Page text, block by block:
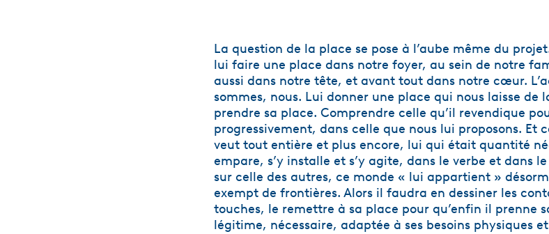
La question de la place se pose à l’aube même du
lui faire une place dans notre foyer, au sein de notre
aussi dans notre tête, et avant tout dans notre cœur.
sommes, nous. Lui donner une place qui nous laisse
prendre sa place. Comprendre celle qu’il revendique
progressivement, dans celle que nous lui proposons. Et
veut tout entière et plus encore, lui qui était quantité
empare, s’y installe et s’y agite, dans le verbe et dans
sur celle des autres, ce monde « lui appartient »
exempt de frontières. Alors il faudra en dessiner les
touches, le remettre à sa place pour qu’enfin il prenne
légitime, nécessaire, adaptée à ses besoins physiques